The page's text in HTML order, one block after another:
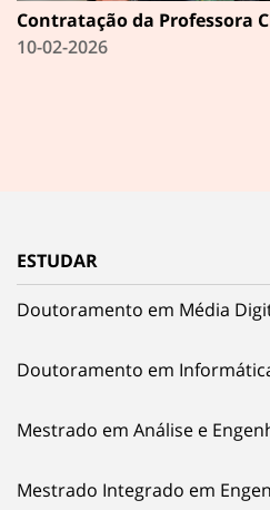
Contratação da Professora
10-02-2026
ESTUDAR
Doutoramento em Média
Doutoramento em
Mestrado em Análise e
Mestrado Integrado em